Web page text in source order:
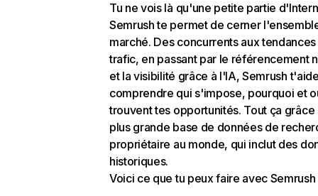
Tu ne vois là qu'une petite partie
Semrush te permet de cerner
marché. Des concurrents aux
trafic, en passant par le référencement
et la visibilité grâce à l'IA, Semrush
comprendre qui s'impose, pourquoi et
trouvent tes opportunités. Tout ça grâce
plus grande base de données de
propriétaire au monde, qui inclut des
historiques.
Voici ce que tu peux faire avec Semrush